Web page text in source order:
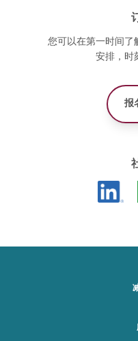
您可以在第一时间了
安排，时
报